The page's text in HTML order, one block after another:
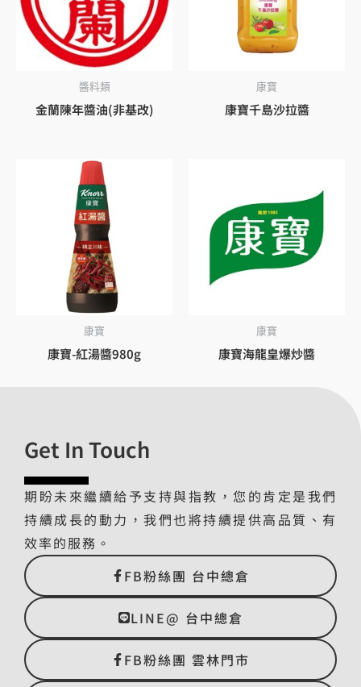
醬料類
金蘭陳年醬油(非基改)
康寶
康寶千島沙拉醬
康寶
康寶-紅湯醬980g
康寶
康寶海龍皇爆炒醬
Get In Touch
期盼未來繼續給予支持與指教，您的肯定是我們
持續成長的動力，我們也將持續提供高品質、有
效率的服務。
FB粉絲團 台中總倉
LINE@ 台中總倉
FB粉絲團 雲林門市